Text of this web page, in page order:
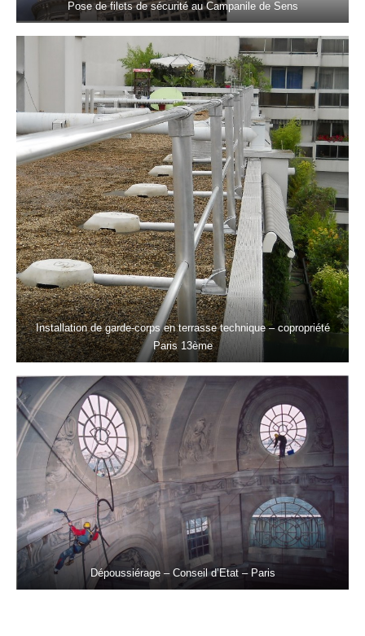
Pose de filets de sécurité au Campanile de Sens
Installation de garde-corps en terrasse technique – copropriété
Paris 13ème
Dépoussiérage – Conseil d’Etat – Paris